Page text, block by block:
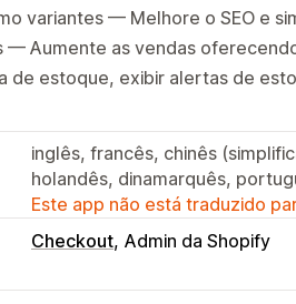
variantes — Melhore o SEO e
— Aumente as vendas
de estoque, exibir alertas de
inglês, francês, chinês
holandês, dinamarquês,
Este app não está traduzido
Checkout Admin da Shopify